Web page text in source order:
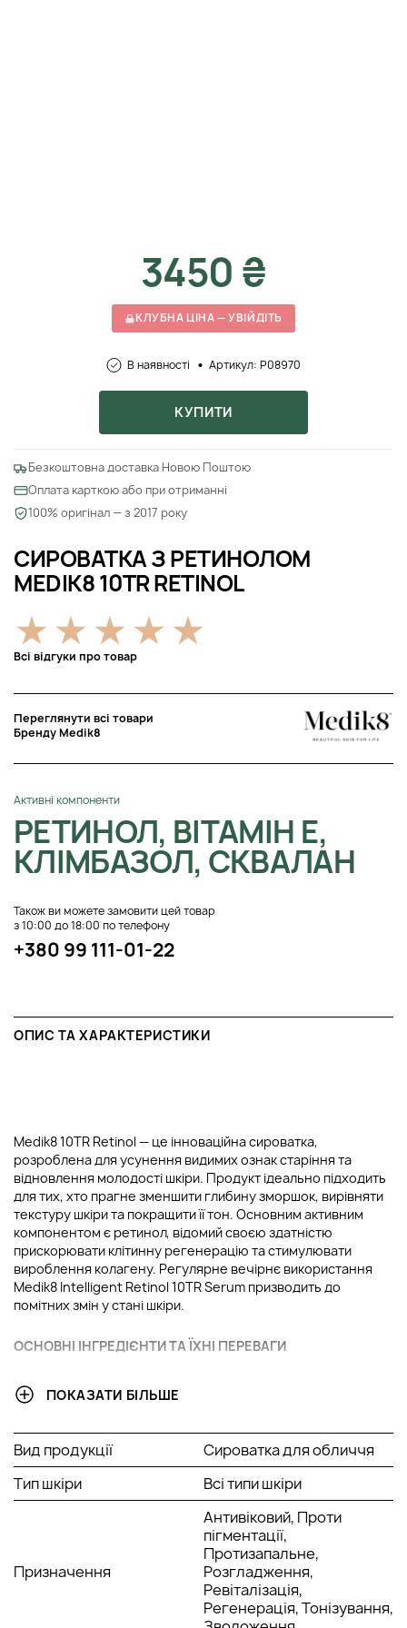
СИРОВАТКА З РЕТИНОЛОМ
MEDIK8 10TR RETINOL
Всі відгуки про товар
Переглянути всі товари
Бренду Medik8
Активні компоненти
РЕТИНОЛ, ВІТАМІН Е,
КЛІМБАЗОЛ, СКВАЛАН
Також ви можете замовити цей товар
з 10:00 до 18:00 по телефону
+380 99 111-01-22
3450 ₴
КЛУБНА ЦІНА — УВІЙДІТЬ
В наявності Артикул: P08970
КУПИТИ
Безкоштовна доставка Новою Поштою
Оплата карткою або при отриманні
100% оригінал — з 2017 року
ОПИС ТА ХАРАКТЕРИСТИКИ
Medik8 10TR Retinol — це інноваційна сироватка,
розроблена для усунення видимих ознак старіння та
відновлення молодості шкіри. Продукт ідеально підходить
для тих, хто прагне зменшити глибину зморшок, вирівняти
текстуру шкіри та покращити її тон. Основним активним
компонентом є ретинол, відомий своєю здатністю
прискорювати клітинну регенерацію та стимулювати
вироблення колагену. Регулярне вечірнє використання
Medik8 Intelligent Retinol 10TR Serum призводить до
помітних змін у стані шкіри.
ОСНОВНІ ІНГРЕДІЄНТИ ТА ЇХНІ ПЕРЕВАГИ
Ретинол: Потужний інгредієнт, що бореться з
ознаками старіння, прискорюючи оновлення клітин і
зменшити видимість дрібних зморшок і пігментних
плям, а також вирівнює тон обличчя.
Вітамін C
: Виконує роль антиоксиданту, захищаючи
шкіру від шкідливого впливу навколишнього
середовища та вільних радикалів. Вітамін C також
сприяє освітленню і підсилює природне сяйво.
: Стабілізує ретинол, підвищуючи його
ефективність і знижуючи ризик подразнень. Цей
компонент підтримує здоров’я шкіри, роблячи її
стійкою до зовнішніх стресових факторів.
: Забезпечує необхідне зволоження,
ПОКАЗАТИ БІЛЬШЕ
Вид продукції
Сироватка для обличчя
Тип шкіри
Всі типи шкіри
Призначення
Антивіковий, Проти
пігментації,
Протизапальне,
Розгладження,
Ревіталізація,
Регенерація, Тонізування,